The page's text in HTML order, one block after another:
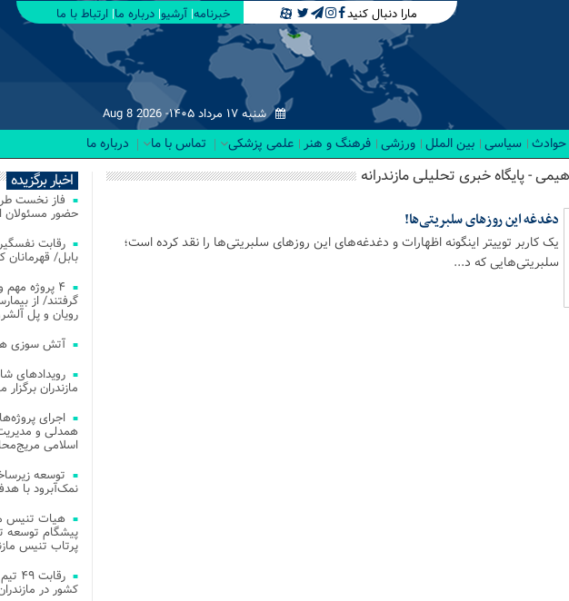
مارا دنبال کنید خبرنامه آرشیو درباره ما ارتباط با ما
شنبه ۱۷ مرداد ۱۴۰۵- Aug 8 2026
حوادث سیاسی بین الملل ورزشی فرهنگ و هنر علمی پزشکی تماس با ما درباره ما
- پایگاه خبری تحلیلی مازندرانه
دغدغه این روزهای سلبریتی‌ها!
یک کاربر توییتر اینگونه اظهارات و دغدغه‌های این روزهای سلبریتی‌ها را نقد کرده است؛
سلبریتی‌هایی که د...
اخبار برگزیده
فاز نخست
حضور مسئولان
بابل/
۴ پروژه
گرفتند/ از
رویان و پل
آتش‌ سوزی‌ های ۲ هفته اخیر
مازندران
اجرای
همدلی و
اسلامی
توسعه
نمک‌آبرود با
هیات تنیس
پیشگام توسعه
پرتاب تنیس
کشور در